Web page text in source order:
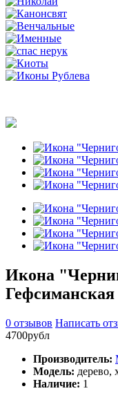
Икона
Гефсиманская
0 отзывов Написать
4700рубл
Производитель:
Модель: дерево,
Наличие: 1